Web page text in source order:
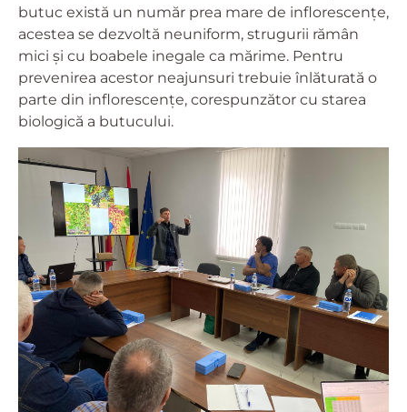
butuc există un număr prea mare de inflorescenţe,
acestea se dezvoltă neuniform, strugurii rămân
mici și cu boabele inegale ca mărime. Pentru
prevenirea acestor neajunsuri trebuie înlăturată o
parte din inflorescenţe, corespunzător cu starea
biologică a butucului.